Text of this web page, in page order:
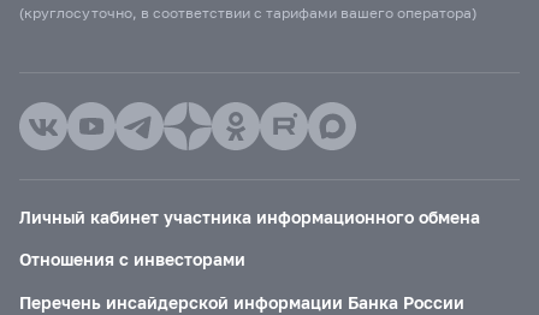
(круглосуточно, в соответствии с тарифами вашего оператора)
Личный кабинет участника информационного обмена
Отношения с инвесторами
Перечень инсайдерской информации Банка России